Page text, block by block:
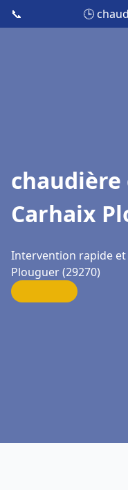
📞 🕒
chaudière
Carhaix
Intervention rapide
Plouguer (29270)